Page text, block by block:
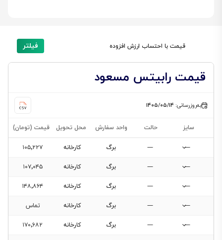
قیمت با احتساب ارزش افزوده فیلتر
قیمت رابیتس مسعود
به‌روزرسانی:۱۴۰۵/۰۵/۱۴
سایز حالت واحد سفارش محل تحویل قیمت (تومان)
—
— برگ کارخانه ۱۰۵٬۲۲۷
—
— برگ کارخانه ۱۰۷٬۰۴۵
—
— برگ کارخانه ۱۴۸٬۸۶۴
—
— برگ کارخانه تماس
—
— برگ کارخانه ۱۷۰٬۶۸۲